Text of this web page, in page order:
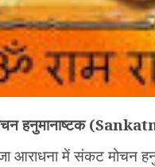
हनुमानाष्टक
आराधना में संकट मोचन